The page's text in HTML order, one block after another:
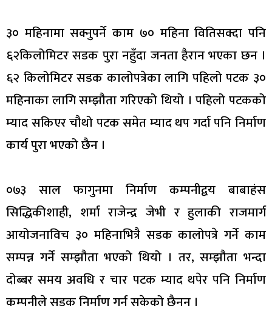
३० महिनामा सक्नुपर्ने काम ७० महिना वितिसक्दा पनि
६२किलोमिटर सडक पुरा नहुँदा जनता हैरान भएका छन ।
६२ किलोमिटर सडक कालोपत्रेका लागि पहिलो पटक ३०
महिनाका लागि सम्झौता गरिएको थियो । पहिलो पटकको
म्याद सकिएर चौथो पटक समेत म्याद थप गर्दा पनि निर्माण
कार्य पुरा भएको छैन ।
०७३ साल फागुनमा निर्माण कम्पनीद्वय बाबाहंस
सिद्धिकीशाही, शर्मा राजेन्द्र जेभी र हुलाकी राजमार्ग
आयोजनाविच ३० महिनाभित्रै सडक कालोपत्रे गर्ने काम
सम्पन्न गर्ने सम्झौता भएको थियो । तर, सम्झौता भन्दा
दोब्बर समय अवधि र चार पटक म्याद थपेर पनि निर्माण
कम्पनीले सडक निर्माण गर्न सकेको छैनन ।